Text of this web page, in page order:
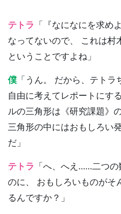
テトラ 「『なになにを求め
なってないので、 これは村
ということですよね」
僕 「うん。 だから、テト
自由に考えてレポートにす
ルの三角形は《研究課題》
三角形の中にはおもしろい
だ」
テトラ 「へ、へえ……二つ
のに、 おもしろいものがそ
るんですか？」